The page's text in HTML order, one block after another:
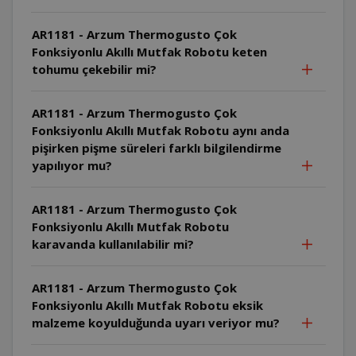
AR1181 - Arzum Thermogusto Çok
Fonksiyonlu Akıllı Mutfak Robotu keten
tohumu çekebilir mi?
AR1181 - Arzum Thermogusto Çok
Fonksiyonlu Akıllı Mutfak Robotu aynı anda
pişirken pişme süreleri farklı bilgilendirme
yapılıyor mu?
AR1181 - Arzum Thermogusto Çok
Fonksiyonlu Akıllı Mutfak Robotu
karavanda kullanılabilir mi?
AR1181 - Arzum Thermogusto Çok
Fonksiyonlu Akıllı Mutfak Robotu eksik
malzeme koyulduğunda uyarı veriyor mu?